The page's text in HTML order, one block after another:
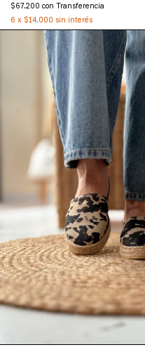
$67.200 con Transferencia
6 x $14.000 sin interés